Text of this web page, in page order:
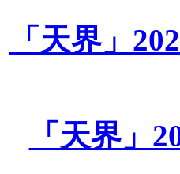
「天界」
「天界